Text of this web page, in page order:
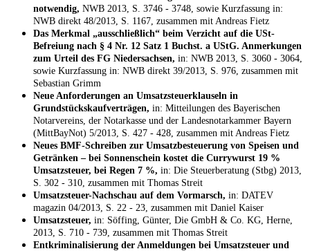
notwendig, NWB 2013, S. 3746 - 3748, sowie Kurzfassung in:
NWB direkt 48/2013, S. 1167, zusammen mit Andreas Fietz
Das Merkmal „ausschließlich“ beim Verzicht auf die USt-
Befreiung nach § 4 Nr. 12 Satz 1 Buchst. a UStG. Anmerkungen
zum Urteil des FG Niedersachsen, in: NWB 2013, S. 3060 - 3064,
sowie Kurzfassung in: NWB direkt 39/2013, S. 976, zusammen mit
Sebastian Grimm
Neue Anforderungen an Umsatzsteuerklauseln in
Grundstückskaufverträgen, in: Mitteilungen des Bayerischen
Notarvereins, der Notarkasse und der Landesnotarkammer Bayern
(MittBayNot) 5/2013, S. 427 - 428, zusammen mit Andreas Fietz
Neues BMF-Schreiben zur Umsatzbesteuerung von Speisen und
Getränken – bei Sonnenschein kostet die Currywurst 19 %
Umsatzsteuer, bei Regen 7 %, in: Die Steuerberatung (Stbg) 2013,
S. 302 - 310, zusammen mit Thomas Streit
Umsatzsteuer-Nachschau auf dem Vormarsch, in: DATEV
magazin 04/2013, S. 22 - 23, zusammen mit Daniel Kaiser
Umsatzsteuer, in: Söffing, Günter, Die GmbH & Co. KG, Herne,
2013, S. 710 - 739, zusammen mit Thomas Streit
Entkriminalisierung der Anmeldungen bei Umsatzsteuer und